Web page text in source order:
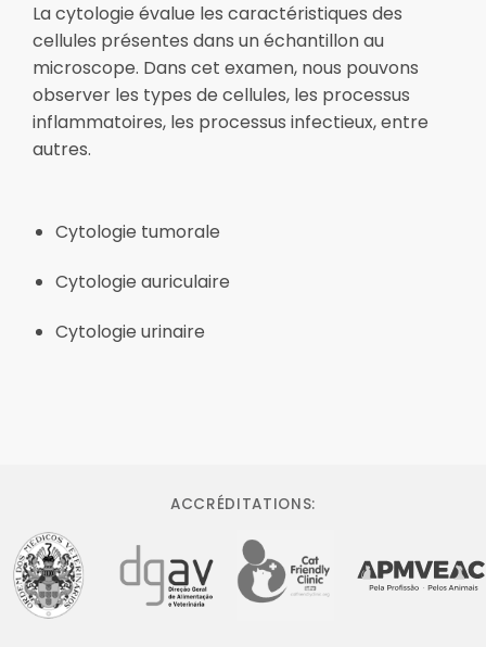
La cytologie évalue les caractéristiques des
cellules présentes dans un échantillon au
microscope. Dans cet examen, nous pouvons
observer les types de cellules, les processus
inflammatoires, les processus infectieux, entre
autres.
Cytologie tumorale
Cytologie auriculaire
Cytologie urinaire
ACCRÉDITATIONS: